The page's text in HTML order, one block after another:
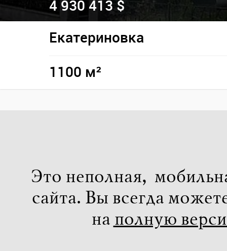
4 930 413 $
Екатериновка
1100 м²
Это неполная,
сайта. Вы всегда
на полную